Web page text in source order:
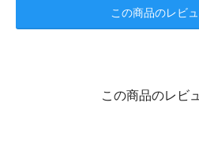
この商品のレビ
この商品のレビ